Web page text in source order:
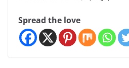
Spread the love